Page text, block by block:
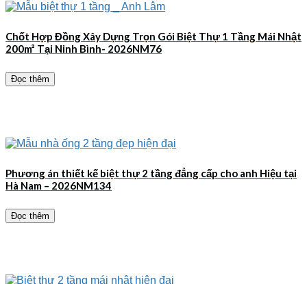
Chốt Hợp Đồng Xây Dựng Trọn Gói Biệt Thự 1 Tầng Mái Nhật
200m² Tại Ninh Bình- 2026NM76
Đọc thêm
Phương án thiết kế biệt thự 2 tầng đẳng cấp cho anh Hiệu tại
Hà Nam – 2026NM134
Đọc thêm